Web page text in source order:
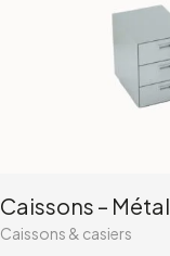
Caissons – Métal
Caissons & casiers